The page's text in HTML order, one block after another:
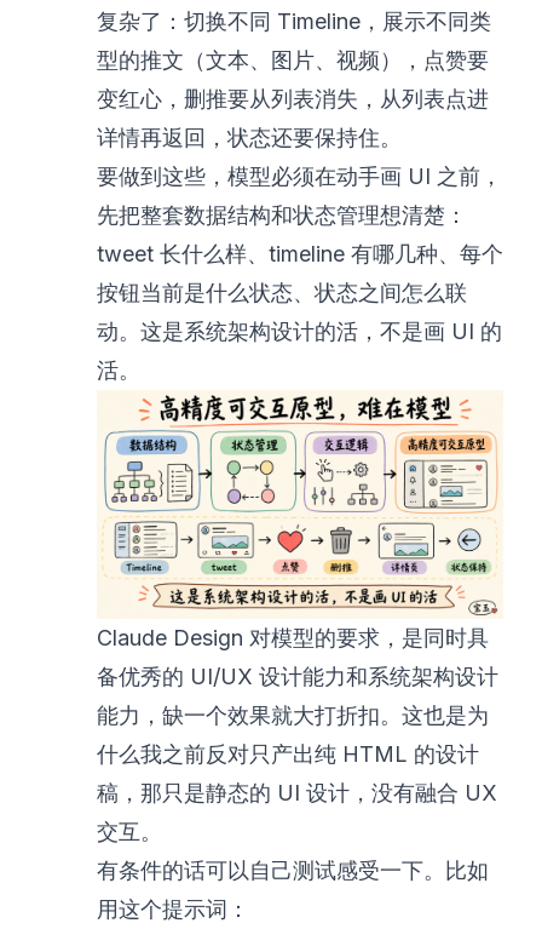
复杂了：切换不同 Timeline，展示不同类
型的推文（文本、图片、视频），点赞要
变红心，删推要从列表消失，从列表点进
详情再返回，状态还要保持住。
要做到这些，模型必须在动手画 UI 之前，
先把整套数据结构和状态管理想清楚：
tweet 长什么样、timeline 有哪几种、每个
按钮当前是什么状态、状态之间怎么联
动。这是系统架构设计的活，不是画 UI 的
活。
Claude Design 对模型的要求，是同时具
备优秀的 UI/UX 设计能力和系统架构设计
能力，缺一个效果就大打折扣。这也是为
什么我之前反对只产出纯 HTML 的设计
稿，那只是静态的 UI 设计，没有融合 UX
交互。
有条件的话可以自己测试感受一下。比如
用这个提示词：